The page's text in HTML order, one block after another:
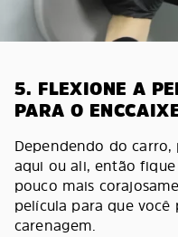
5. FLEXIONE A
PARA O
Dependendo do
aqui ou ali, então
pouco mais
película para que você
carenagem.